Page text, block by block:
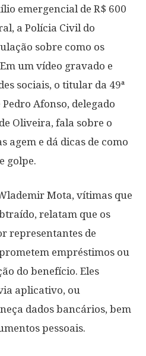
emergencial de R$ 600
a Polícia Civil do
sobre como os
um vídeo gravado e
sociais, o titular da 49ª
Afonso, delegado
Oliveira, fala sobre o
agem e dá dicas de como
golpe.
Mota, vítimas que
relatam que os
representantes de
empréstimos ou
do benefício. Eles
aplicativo, ou
dados bancários, bem
pessoais.